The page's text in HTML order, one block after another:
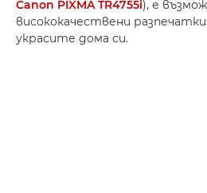
Canon PIXMA TR4755i), е
висококачествени
украсите дома си.